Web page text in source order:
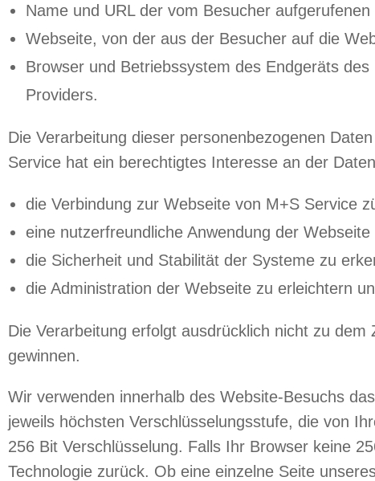
Name und URL der vom Besucher aufgerufenen
Webseite, von der aus der Besucher auf die
Browser und Betriebssystem des Endgeräts
Providers.
Die Verarbeitung dieser personenbezogenen
Service hat ein berechtigtes Interesse an der
die Verbindung zur Webseite von M+S Service
eine nutzerfreundliche Anwendung der
die Sicherheit und Stabilität der Systeme zu
die Administration der Webseite zu erleichtern
Die Verarbeitung erfolgt ausdrücklich nicht zu
gewinnen.
Wir verwenden innerhalb des Website-Besuchs
jeweils höchsten Verschlüsselungsstufe, die von
256 Bit Verschlüsselung. Falls Ihr Browser keine
Technologie zurück. Ob eine einzelne Seite